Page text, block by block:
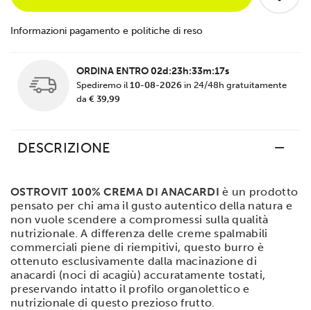
Informazioni pagamento e politiche di reso
ORDINA ENTRO02d:23h:33m:17s
Spediremo il 10-08-2026 in 24/48h gratuitamente
da € 39,99
DESCRIZIONE
OSTROVIT 100% CREMA DI ANACARDI è un prodotto
pensato per chi ama il gusto autentico della natura e
non vuole scendere a compromessi sulla qualità
nutrizionale. A differenza delle creme spalmabili
commerciali piene di riempitivi, questo burro è
ottenuto esclusivamente dalla macinazione di
anacardi (noci di acagiù) accuratamente tostati,
preservando intatto il profilo organolettico e
nutrizionale di questo prezioso frutto.